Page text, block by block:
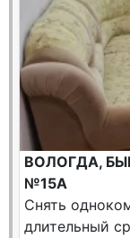
ВОЛОГДА,
№15А
Снять
длительный